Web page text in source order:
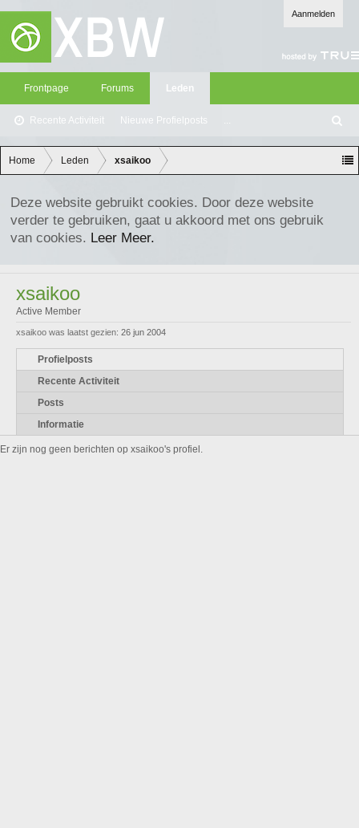
Aanmelden
Frontpage Forums Leden
Recente Activiteit Nieuwe Profielposts ...
oe
ke
n
Home Leden xsaikoo
Deze website gebruikt cookies. Door deze website
verder te gebruiken, gaat u akkoord met ons gebruik
van cookies. Leer Meer.
xsaikoo
Active Member
xsaikoo was laatst gezien: 26 jun 2004
Profielposts
Recente Activiteit
Posts
Informatie
Er zijn nog geen berichten op xsaikoo's profiel.